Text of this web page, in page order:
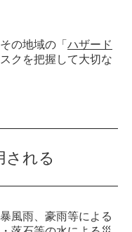
の地域の「 ハザード
クを把握して大切な
される
風雨、豪雨等による